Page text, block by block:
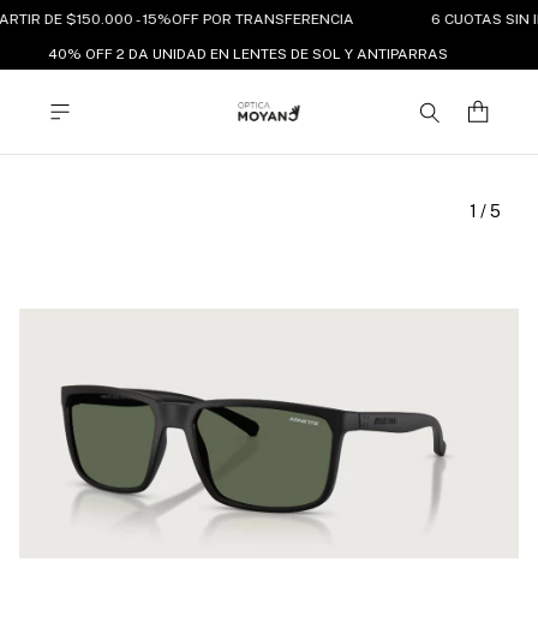
DE $150.000 - 15%OFF POR TRANSFERENCIA 6 CUOTAS SIN
40% OFF 2 DA UNIDAD EN LENTES DE SOL Y ANTIPARRAS
1 /5